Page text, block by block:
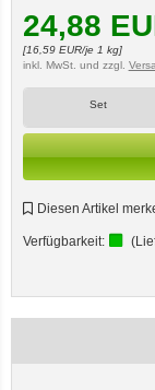
24,88
[16,59EUR/je 1 kg]
inkl. MwSt. und zzgl.
Set
Diesen Artikel
Verfügbarkeit: